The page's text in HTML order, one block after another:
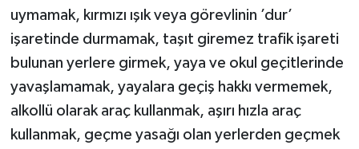
uymamak, kırmızı ışık veya görevlinin ’dur’
işaretinde durmamak, taşıt giremez trafik işareti
bulunan yerlere girmek, yaya ve okul geçitlerinde
yavaşlamamak, yayalara geçiş hakkı vermemek,
alkollü olarak araç kullanmak, aşırı hızla araç
kullanmak, geçme yasağı olan yerlerden geçmek